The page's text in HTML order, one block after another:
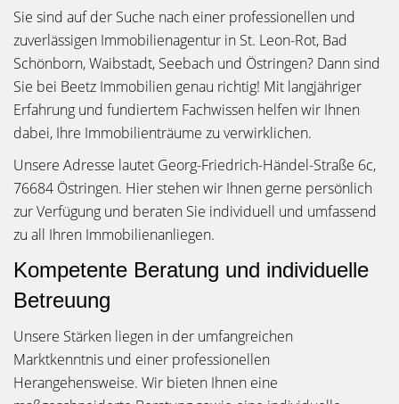
Sie sind auf der Suche nach einer professionellen und
zuverlässigen Immobilienagentur in St. Leon-Rot, Bad
Schönborn, Waibstadt, Seebach und Östringen? Dann sind
Sie bei Beetz Immobilien genau richtig! Mit langjähriger
Erfahrung und fundiertem Fachwissen helfen wir Ihnen
dabei, Ihre Immobilienträume zu verwirklichen.
Unsere Adresse lautet Georg-Friedrich-Händel-Straße 6c,
76684 Östringen. Hier stehen wir Ihnen gerne persönlich
zur Verfügung und beraten Sie individuell und umfassend
zu all Ihren Immobilienanliegen.
Kompetente Beratung und individuelle
Betreuung
Unsere Stärken liegen in der umfangreichen
Marktkenntnis und einer professionellen
Herangehensweise. Wir bieten Ihnen eine